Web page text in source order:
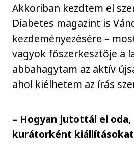
Akkoriban kezdtem el
Diabetes magazint is
kezdeményezésére –
vagyok főszerkesztője a
abbahagytam az aktív
ahol kiélhetem az írás
– Hogyan jutottál el
kurátorként kiállításokat